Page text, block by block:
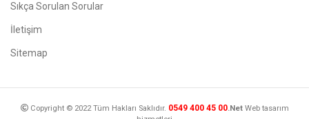
Sıkça Sorulan Sorular
İletişim
Sitemap
Copyright © 2022 Tüm Hakları Saklıdır. 0549 400 45 00.NetWeb tasarım